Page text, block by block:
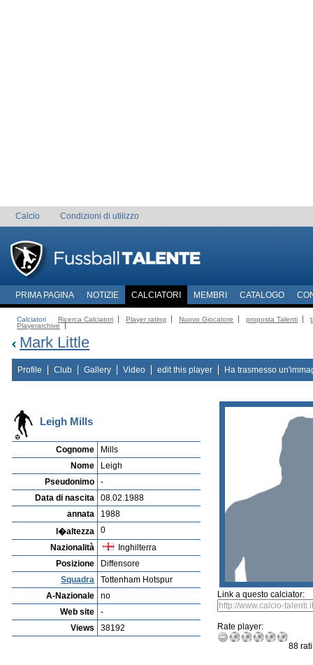
Calcio Condizioni di utilizzo
PRIMA PAGINA NOTIZIE CALCIATORI MEMBRI CATALOGO
Calciatori Ricerca Calciatori Player rating Nuovo Giocatore proposta Talenti
Playerarchive
Mark Little
Profile Club Gallery Video edit this player Ha trasmesso
Leigh Mills
Cognome
Mills
Nome
Leigh
Pseudonimo
-
Data di nascita
08.02.1988
annata
1988
l�altezza
0
Nazionalità
Inghilterra
Posizione
Diffensore
Squadra
Tottenham Hotspur
A-Nazionale
no
Web site
-
Views
38192
Link a questo calciator:
Rate player:
88